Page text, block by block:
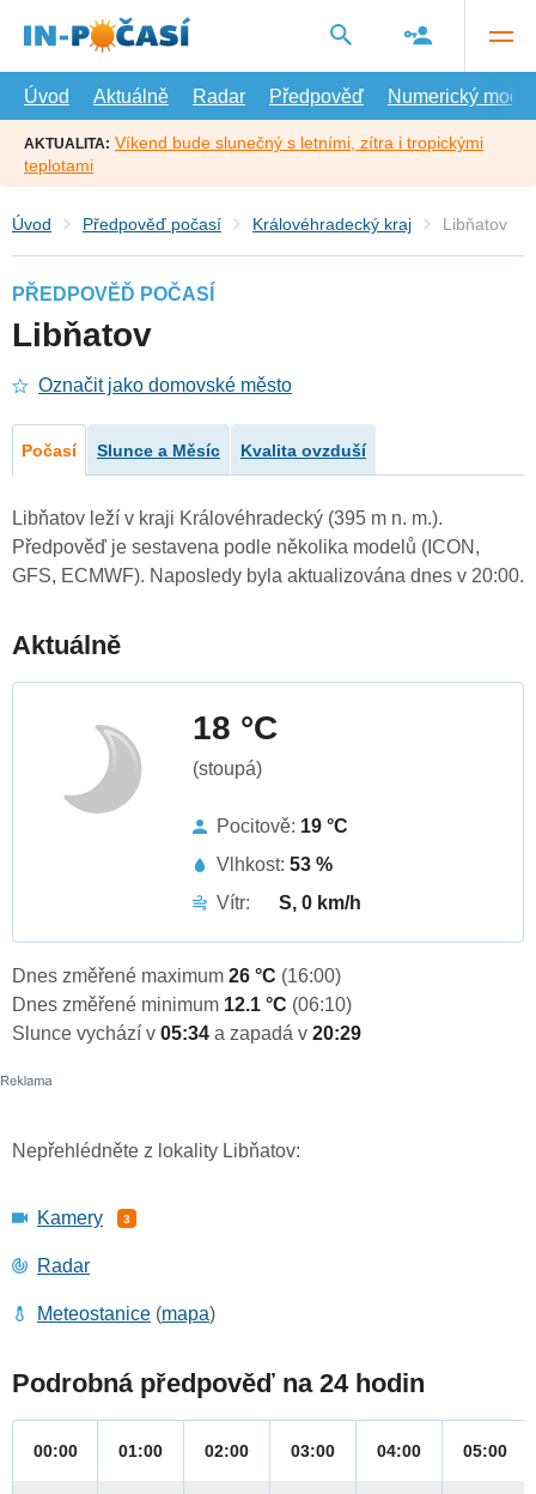
hlavní
Úvod
Aktuálně Radar Předpověď Numerický model
AKTUALITA: Víkend bude slunečný s letními, zítra i tropickými
teplotami
Úvod Předpověď počasí Královéhradecký kraj Libňatov
PŘEDPOVĚĎ POČASÍ
Libňatov
Označit jako domovské město
Počasí Slunce a Měsíc Kvalita ovzduší
Libňatov leží v kraji Královéhradecký (395 m n. m.).
Předpověď je sestavena podle několika modelů (ICON,
GFS, ECMWF). Naposledy byla aktualizována dnes v 20:00.
Aktuálně
18 °C
(stoupá)
Pocitově: 19 °C
Vlhkost: 53 %
Vítr:
S, 0 km/h
Dnes změřené maximum 26 °C (16:00)
Dnes změřené minimum 12.1 °C (06:10)
Slunce vychází v 05:34 a zapadá v 20:29
Nepřehlédněte z lokality Libňatov:
Kamery 3
Radar
Meteostanice (mapa)
Podrobná předpověď na 24 hodin
00:00 01:00 02:00 03:00 04:00 05:00